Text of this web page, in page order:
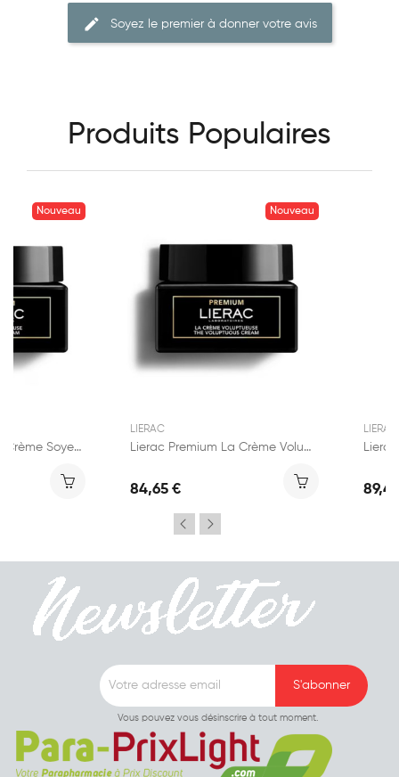
Soyez le premier à donner votre avis
Produits Populaires
Nouveau
Lierac Premium La Crème Soyeuse 50ml
Nouveau
LIERAC
Lierac Premium La Crème Voluptueuse 50ml
84,65 €
LIERAC
Vous pouvez vous désinscrire à tout moment.